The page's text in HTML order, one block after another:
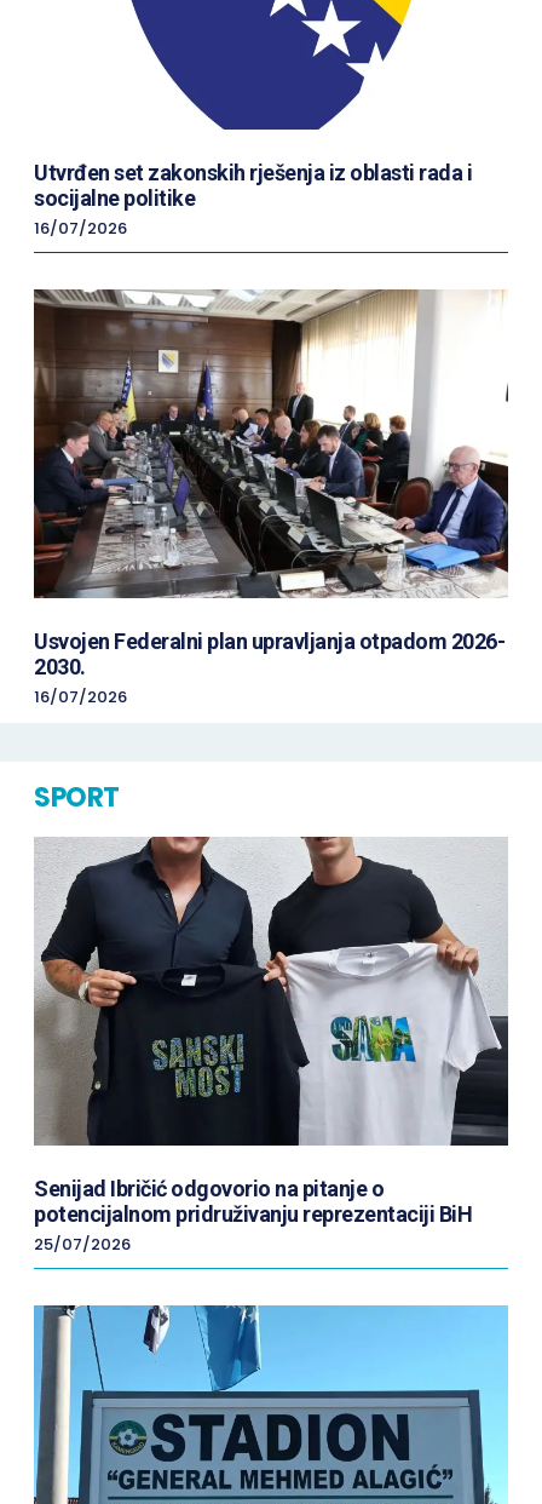
Utvrđen set zakonskih rješenja iz oblasti rada i
socijalne politike
16/07/2026
Usvojen Federalni plan upravljanja otpadom 2026-
2030.
16/07/2026
SPORT
Senijad Ibričić odgovorio na pitanje o
potencijalnom pridruživanju reprezentaciji BiH
25/07/2026